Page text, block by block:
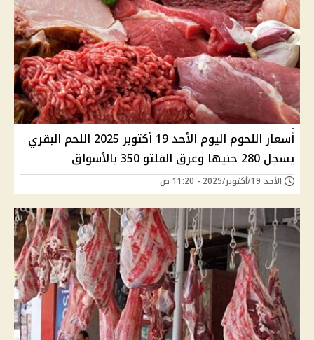
أسعار اللحوم اليوم الأحد 19 أكتوبر 2025 اللحم البقري
يسجل 280 جنيها وعرق الفلتو 350 بالأسواق
الأحد 19/أكتوبر/2025 - 11:20 ص